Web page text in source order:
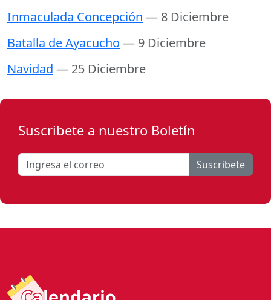
Inmaculada Concepción — 8 Diciembre
Batalla de Ayacucho — 9 Diciembre
Navidad — 25 Diciembre
Suscribete a nuestro Boletín
Suscribete